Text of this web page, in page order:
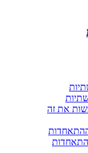
את זה
ההתאחדות